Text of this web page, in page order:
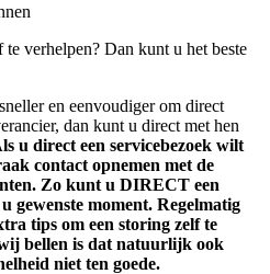
verhelpen? Dan kunt u het beste
en eenvoudiger om direct
dan kunt u direct met hen
u direct een servicebezoek wilt
contact opnemen met de
Zo kunt u DIRECT een
gewenste moment. Regelmatig
tips om een storing zelf te
bellen is dat natuurlijk ook
niet ten goede.